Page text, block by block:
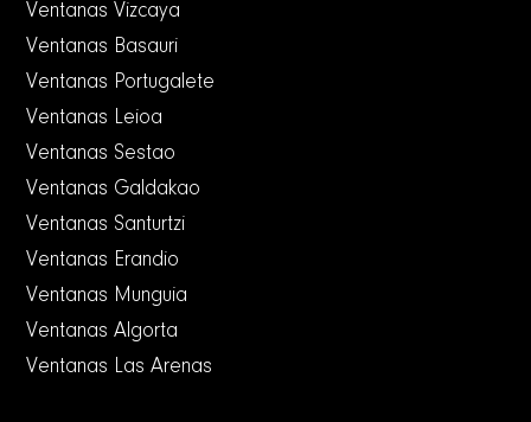
Ventanas Vizcaya
Ventanas Basauri
Ventanas Portugalete
Ventanas Leioa
Ventanas Sestao
Ventanas Galdakao
Ventanas Santurtzi
Ventanas Erandio
Ventanas Munguia
Ventanas Algorta
Ventanas Las Arenas